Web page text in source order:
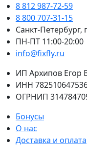
8 812 987-72-59
8 800 707-31-15
Санкт-Петербург,
ПН-ПТ 11:00-20:00
info@fixfly.ru
ИП Архипов Егор
ИНН
ОГРНИП
Бонусы
О нас
Доставка и оплата